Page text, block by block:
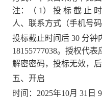
注：（ 1） 投 标 截 止 时
人、联系方式（手机号码
投标截止时间后 30 分钟
18155777038。授权代表
解密密码，投标无效，
五、开启
时间： 2025年10月 31日